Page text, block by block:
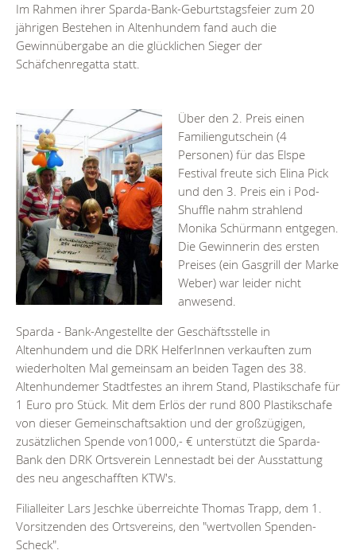
Im Rahmen ihrer Sparda-Bank-Geburtstagsfeier zum 20
jährigen Bestehen in Altenhundem fand auch die
Gewinnübergabe an die glücklichen Sieger der
Schäfchenregatta statt.
Über den 2. Preis einen
Familiengutschein (4
Personen) für das Elspe
Festival freute sich Elina Pick
und den 3. Preis ein i Pod-
Shuffle nahm strahlend
Monika Schürmann entgegen.
Die Gewinnerin des ersten
Preises (ein Gasgrill der Marke
Weber) war leider nicht
anwesend.
Sparda - Bank-Angestellte der Geschäftsstelle in
Altenhundem und die DRK HelferInnen verkauften zum
wiederholten Mal gemeinsam an beiden Tagen des 38.
Altenhundemer Stadtfestes an ihrem Stand, Plastikschafe für
1 Euro pro Stück. Mit dem Erlös der rund 800 Plastikschafe
von dieser Gemeinschaftsaktion und der großzügigen,
zusätzlichen Spende von1000,- € unterstützt die Sparda-
Bank den DRK Ortsverein Lennestadt bei der Ausstattung
des neu angeschafften KTW's.
Filialleiter Lars Jeschke überreichte Thomas Trapp, dem 1.
Vorsitzenden des Ortsvereins, den "wertvollen Spenden-
Scheck".